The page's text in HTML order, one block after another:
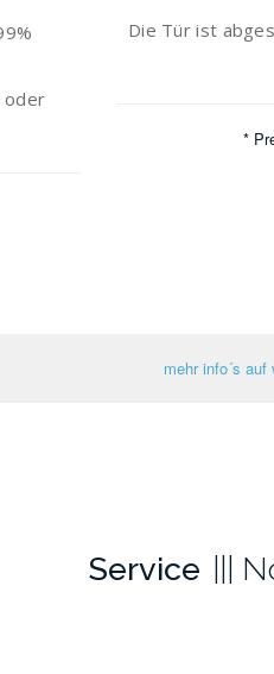
oder
Die Tür ist
*
mehr info´s
Service